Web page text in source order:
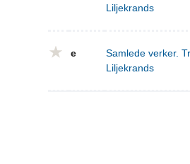
Liljekrands
e
Samlede verker.
Liljekrands